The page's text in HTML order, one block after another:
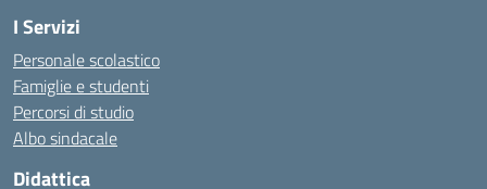
I Servizi
Personale scolastico
Famiglie e studenti
Percorsi di studio
Albo sindacale
Didattica